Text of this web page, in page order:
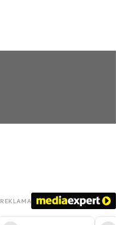
REKLAMA